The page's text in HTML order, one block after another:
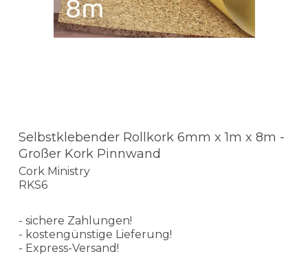
Selbstklebender Rollkork 6mm x 1m x 8m -
Großer Kork Pinnwand
Cork Ministry
RKS6
- sichere Zahlungen!
- kostengünstige Lieferung!
- Express-Versand!